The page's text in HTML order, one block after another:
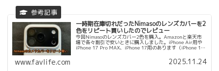
一時期在庫切れだったNimasoのレンズカバーを2
色をリピート買いしたのでレビュー
今回Nimasoのレンズカバー2色を購入。Amazonと楽天市
場で各々割引で安いときに購入しました。iPhone Air用や
iPhone 17 Pro MAX、iPhone 17用のあります（iPhone 16
www.favlife.com 2025.11.24